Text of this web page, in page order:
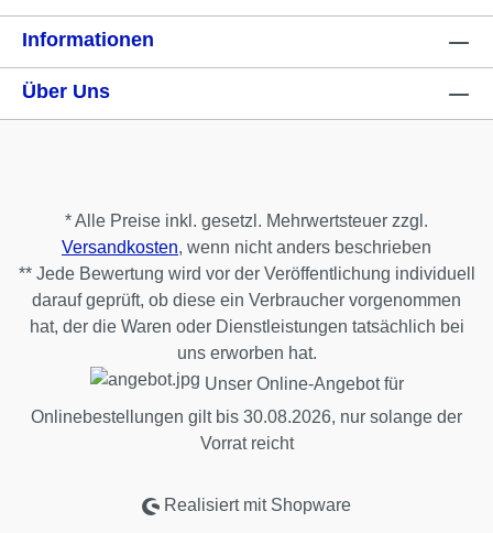
Informationen
Über Uns
* Alle Preise inkl. gesetzl. Mehrwertsteuer zzgl.
Versandkosten, wenn nicht anders beschrieben
** Jede Bewertung wird vor der Veröffentlichung individuell
darauf geprüft, ob diese ein Verbraucher vorgenommen
hat, der die Waren oder Dienstleistungen tatsächlich bei
uns erworben hat.
Unser Online-Angebot für
Onlinebestellungen gilt bis 30.08.2026, nur solange der
Vorrat reicht
Realisiert mit Shopware